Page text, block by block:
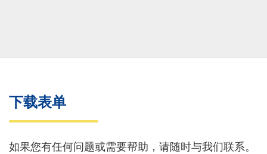
下载表单
如果您有任何问题或需要帮助，请随时与我们联系。